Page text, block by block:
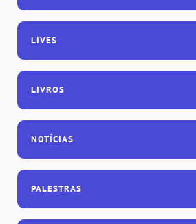
LIVES
LIVROS
NOTÍCIAS
PALESTRAS